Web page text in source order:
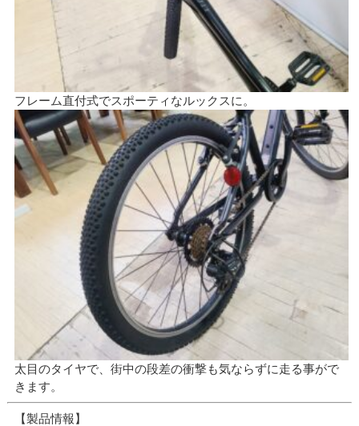
フレーム直付式でスポーティなルックスに。
太目のタイヤで、街中の段差の衝撃も気ならずに走る事がで
きます。
【製品情報】